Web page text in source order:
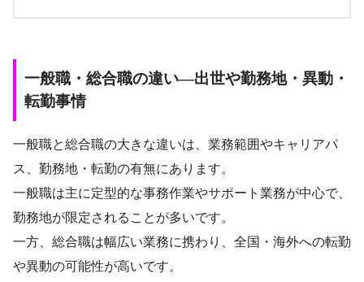
一般職・総合職の違い―出世や勤務地・異動・
転勤事情
一般職と総合職の大きな違いは、業務範囲やキャリアパ
ス、勤務地・転勤の有無にあります。
一般職は主に定型的な事務作業やサポート業務が中心で、
勤務地が限定されることが多いです。
一方、総合職は幅広い業務に携わり、全国・海外への転勤
や異動の可能性が高いです。